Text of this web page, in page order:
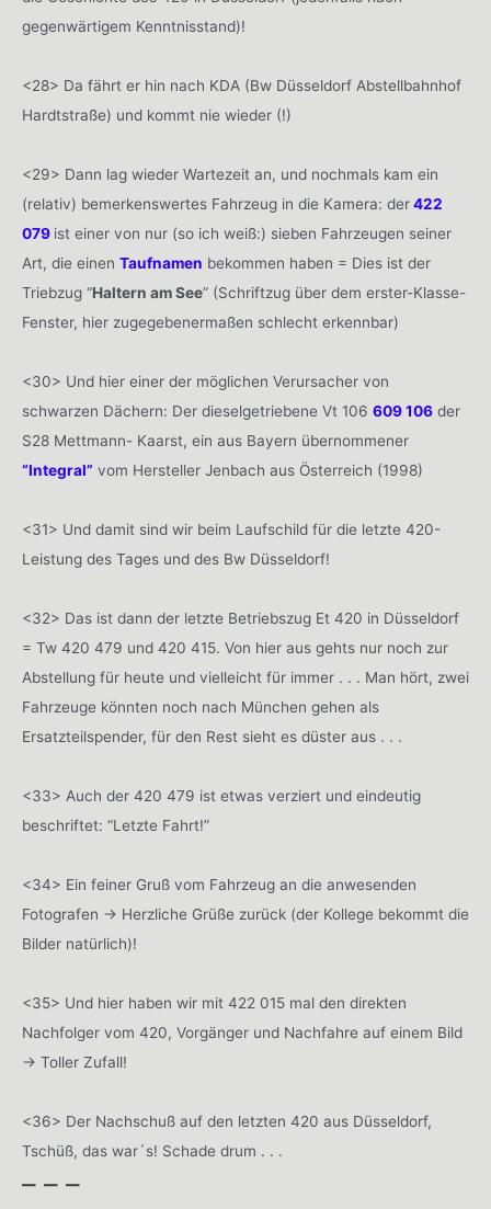
gegenwärtigem Kenntnisstand)!
<28> Da fährt er hin nach KDA (Bw Düsseldorf Abstellbahnhof
Hardtstraße) und kommt nie wieder (!)
<29> Dann lag wieder Wartezeit an, und nochmals kam ein
(relativ) bemerkenswertes Fahrzeug in die Kamera: der422
079 ist einer von nur (so ich weiß:) sieben Fahrzeugen seiner
Art, die einen Taufnamen bekommen haben = Dies ist der
Triebzug “Haltern am See” (Schriftzug über dem erster-Klasse-
Fenster, hier zugegebenermaßen schlecht erkennbar)
<30> Und hier einer der möglichen Verursacher von
schwarzen Dächern: Der dieselgetriebene Vt 106 609 106 der
S28 Mettmann- Kaarst, ein aus Bayern übernommener
“Integral” vom Hersteller Jenbach aus Österreich (1998)
<31> Und damit sind wir beim Laufschild für die letzte 420-
Leistung des Tages und des Bw Düsseldorf!
<32> Das ist dann der letzte Betriebszug Et 420 in Düsseldorf
= Tw 420 479 und 420 415. Von hier aus gehts nur noch zur
Abstellung für heute und vielleicht für immer . . . Man hört, zwei
Fahrzeuge könnten noch nach München gehen als
Ersatzteilspender, für den Rest sieht es düster aus . . .
<33> Auch der 420 479 ist etwas verziert und eindeutig
beschriftet: “Letzte Fahrt!”
<34> Ein feiner Gruß vom Fahrzeug an die anwesenden
Fotografen -> Herzliche Grüße zurück (der Kollege bekommt die
Bilder natürlich)!
<35> Und hier haben wir mit 422 015 mal den direkten
Nachfolger vom 420, Vorgänger und Nachfahre auf einem Bild
-> Toller Zufall!
<36> Der Nachschuß auf den letzten 420 aus Düsseldorf,
Tschüß, das war´s! Schade drum . . .
– – –